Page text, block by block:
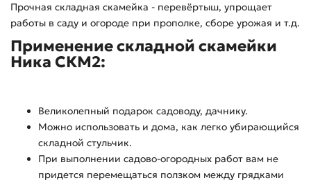
Прочная складная скамейка - перевёртыш, упрощает
работы в саду и огороде при прополке, сборе урожая и т.д.
Применение складной скамейки
Ника СКМ2:
Великолепный подарок садоводу, дачнику.
Можно использовать и дома, как легко убирающийся
складной стульчик.
При выполнении садово-огородных работ вам не
придется перемещаться ползком между грядками